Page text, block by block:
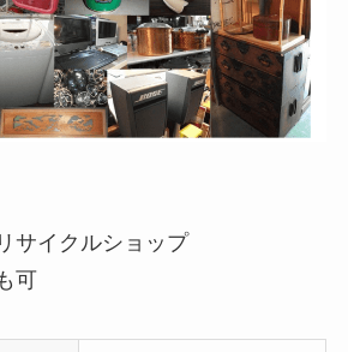
サイクルショップ
可